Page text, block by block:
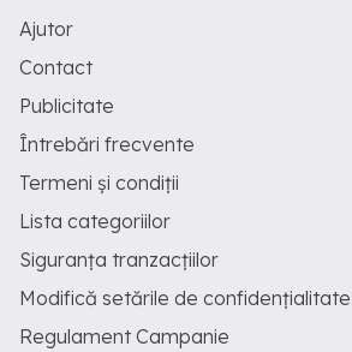
Ajutor
Contact
Publicitate
Întrebări frecvente
Termeni și condiții
Lista categoriilor
Siguranța tranzacțiilor
Modifică setările de confidențialitate
Regulament Campanie